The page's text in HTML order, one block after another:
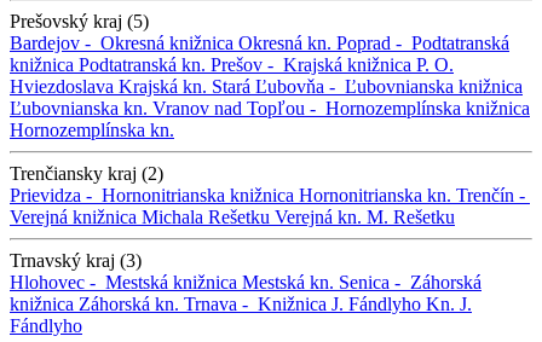
Prešovský kraj (5)
Bardejov - Okresná knižnica Okresná kn. Poprad - Podtatranská
knižnica Podtatranská kn. Prešov - Krajská knižnica P. O.
Hviezdoslava Krajská kn. Stará Ľubovňa - Ľubovnianska knižnica
Ľubovnianska kn. Vranov nad Topľou - Hornozemplínska knižnica
Hornozemplínska kn.
Trenčiansky kraj (2)
Prievidza - Hornonitrianska knižnica Hornonitrianska kn. Trenčín -
Verejná knižnica Michala Rešetku Verejná kn. M. Rešetku
Trnavský kraj (3)
Hlohovec - Mestská knižnica Mestská kn. Senica - Záhorská
knižnica Záhorská kn. Trnava - Knižnica J. Fándlyho Kn. J.
Fándlyho